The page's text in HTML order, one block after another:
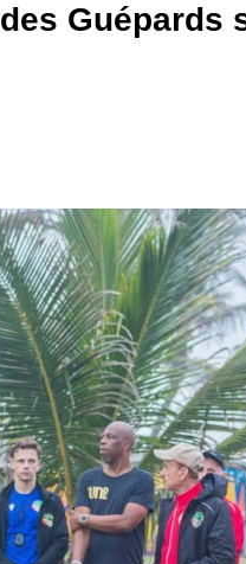
Guépards